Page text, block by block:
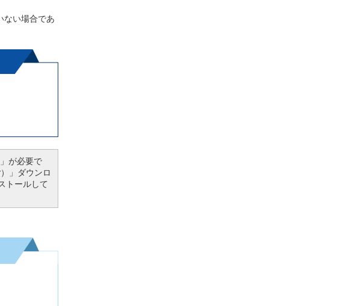
ない場合であ
が必要で
」ダウンロ
トールして